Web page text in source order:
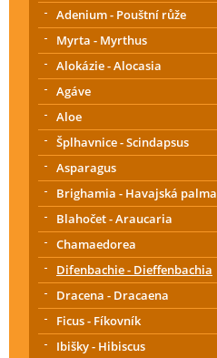
Adenium - Pouštní růže
Myrta - Myrthus
Alokázie - Alocasia
Agáve
Aloe
Šplhavnice - Scindapsus
Asparagus
Brighamia - Havajská palma
Blahočet - Araucaria
Chamaedorea
Difenbachie - Dieffenbachia
Dracena - Dracaena
Ficus - Fíkovník
Ibišky - Hibiscus